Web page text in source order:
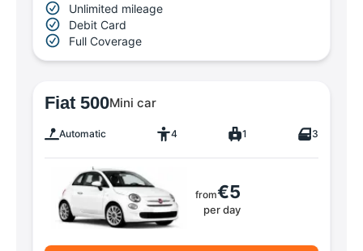
Unlimited mileage
Debit Card
Full Coverage
Fiat 500Mini car
Automatic 4 1 3
from€5
per day